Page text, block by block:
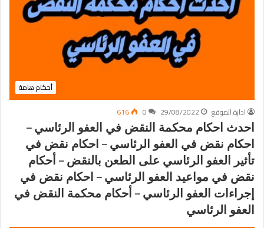
أحكام هامة
ادارة الموقع
29/08/2022
0
616
احدث احكام محكمة النقض في العفو الرئاسي –
احكام نقض في العفو الرئاسي – احكام نقض في
تأثير العفو الرئاسي على الطعن بالنقض – أحكام
نقض في مواعيد العفو الرئاسي – احكام نقض في
إجراءات العفو الرئاسي – أحكام محكمة النقض في
العفو الرئاسي